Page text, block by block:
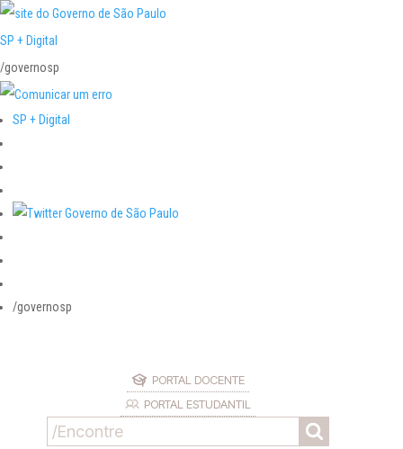
SP + Digital
/governosp
SP + Digital
/governosp
PORTAL DOCENTE
PORTAL ESTUDANTIL